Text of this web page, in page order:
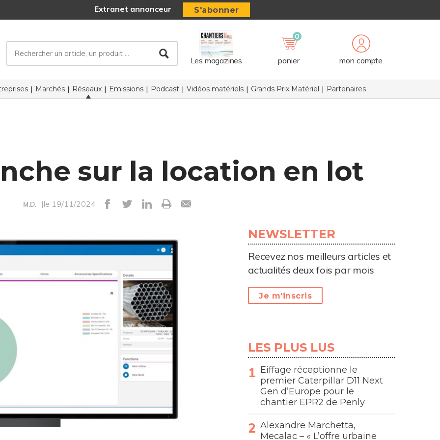
Extranet annonceur S'abonner
Les magazines
0
panier mon compte
Marchés Réseaux Emissions Podcast Vidéos matériels Grands Prix Matériel Partenaires
sur la location en lot
M.D. |le 19/11/2024
NEWSLETTER
Recevez nos meilleurs articles et
actualités deux fois par mois
Je m'inscris
LES PLUS LUS
Eiffage réceptionne le
premier Caterpillar D11 Next
Gen d’Europe pour le
chantier EPR2 de Penly
Alexandre Marchetta,
Mecalac – « L’offre urbaine